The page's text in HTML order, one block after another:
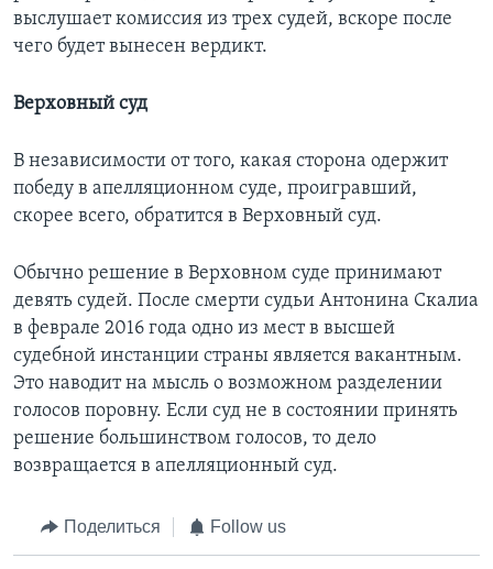
выслушает комиссия из трех судей, вскоре после
чего будет вынесен вердикт.
Верховный суд
В независимости от того, какая сторона одержит
победу в апелляционном суде, проигравший,
скорее всего, обратится в Верховный суд.
Обычно решение в Верховном суде принимают
девять судей. После смерти судьи Антонина Скалиа
в феврале 2016 года одно из мест в высшей
судебной инстанции страны является вакантным.
Это наводит на мысль о возможном разделении
голосов поровну. Если суд не в состоянии принять
решение большинством голосов, то дело
возвращается в апелляционный суд.
Поделиться Follow us